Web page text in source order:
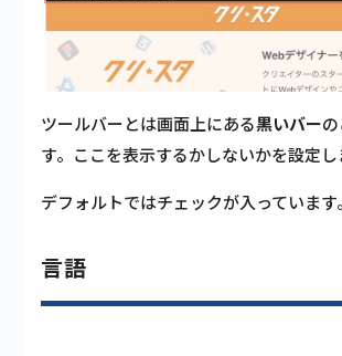
ツールバーとは画面上にある黒いバー
す。ここを表示するかしないかを設定し
デフォルトではチェックが入っています。
言語